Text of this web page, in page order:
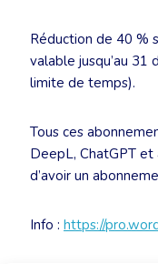
Réduction de 40 %
valable jusqu’au 31
limite de temps).
Tous ces
DeepL, ChatGPT et
d’avoir un
Info : https://